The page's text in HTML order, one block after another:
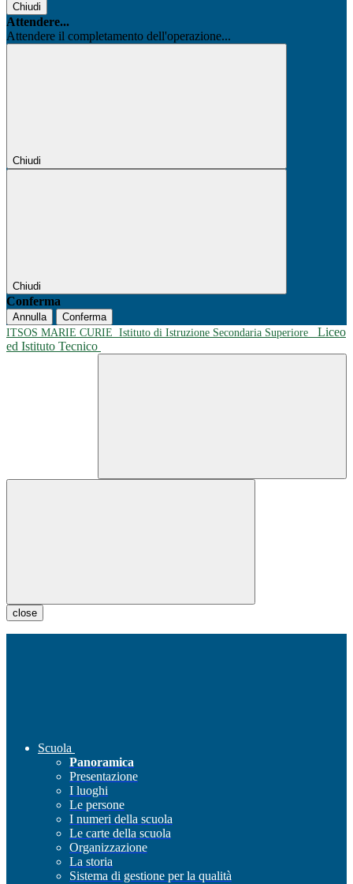
Chiudi
Attendere...
Attendere il completamento dell'operazione...
Chiudi
Chiudi
Conferma
Annulla
Conferma
ITSOS MARIE CURIE Istituto di Istruzione Secondaria Superiore
Liceo
ed Istituto Tecnico
close
Scuola
Panoramica
Presentazione
I luoghi
Le persone
I numeri della scuola
Le carte della scuola
Organizzazione
La storia
Sistema di gestione per la qualità